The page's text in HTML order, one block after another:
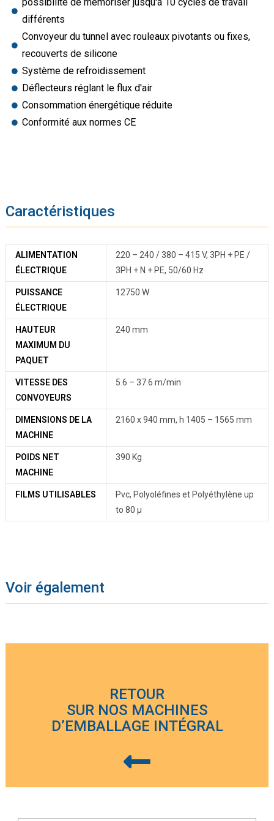
possibilité de mémoriser jusqu'à 10 cycles de travail
différents
Convoyeur du tunnel avec rouleaux pivotants ou fixes,
recouverts de silicone
Système de refroidissement
Déflecteurs réglant le flux d'air
Consommation énergétique réduite
Conformité aux normes CE
Caractéristiques
ALIMENTATION
ÉLECTRIQUE
220 – 240 / 380 – 415 V, 3PH + PE /
3PH + N + PE, 50/60 Hz
PUISSANCE
ÉLECTRIQUE
12750 W
HAUTEUR
MAXIMUM DU
PAQUET
240 mm
VITESSE DES
CONVOYEURS
5.6 – 37.6 m/min
DIMENSIONS DE LA
MACHINE
2160 x 940 mm, h 1405 – 1565 mm
POIDS NET
MACHINE
390 Kg
FILMS UTILISABLES
Pvc, Polyoléfines et Polyéthylène up
to 80 µ
Voir également
RETOUR
SUR NOS MACHINES
D’EMBALLAGE INTÉGRAL